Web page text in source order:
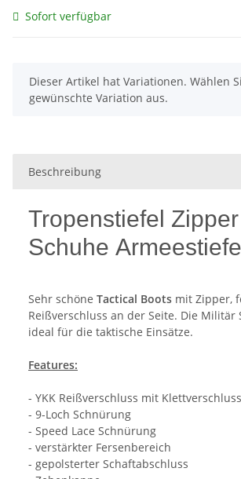
Sofort verfügbar
x
Dieser Artikel hat Variationen. Wählen
gewünschte Variation aus.
Beschreibung
Tropenstiefel Zipper
Schuhe
Sehr schöne Tactical Boots mit Zipper,
Reißverschluss an der Seite. Die Militär
ideal für die taktische Einsätze.
Features:
- YKK Reißverschluss mit
- 9-Loch Schnürung
- Speed Lace Schnürung
- verstärkter Fersenbereich
- gepolsterter Schaftabschluss